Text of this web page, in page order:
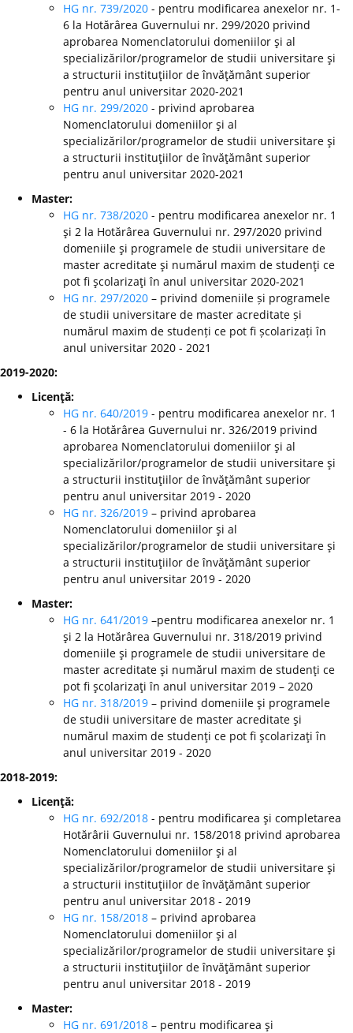
HG nr. 739/2020 - pentru modificarea anexelor nr. 1-
6 la Hotărârea Guvernului nr. 299/2020 privind
aprobarea Nomenclatorului domeniilor şi al
specializărilor/programelor de studii universitare şi
a structurii instituţiilor de învăţământ superior
pentru anul universitar 2020-2021
HG nr. 299/2020 - privind aprobarea
Nomenclatorului domeniilor şi al
specializărilor/programelor de studii universitare şi
a structurii instituţiilor de învăţământ superior
pentru anul universitar 2020-2021
Master:
HG nr. 738/2020 - pentru modificarea anexelor nr. 1
şi 2 la Hotărârea Guvernului nr. 297/2020 privind
domeniile şi programele de studii universitare de
master acreditate şi numărul maxim de studenţi ce
pot fi şcolarizaţi în anul universitar 2020-2021
HG nr. 297/2020 – privind domeniile și programele
de studii universitare de master acreditate și
numărul maxim de studenți ce pot fi școlarizați în
anul universitar 2020 - 2021
2019-2020:
Licenţă:
HG nr. 640/2019 - pentru modificarea anexelor nr. 1
- 6 la Hotărârea Guvernului nr. 326/2019 privind
aprobarea Nomenclatorului domeniilor şi al
specializărilor/programelor de studii universitare şi
a structurii instituţiilor de învăţământ superior
pentru anul universitar 2019 - 2020
HG nr. 326/2019 – privind aprobarea
Nomenclatorului domeniilor şi al
specializărilor/programelor de studii universitare şi
a structurii instituţiilor de învăţământ superior
pentru anul universitar 2019 - 2020
Master:
HG nr. 641/2019 –pentru modificarea anexelor nr. 1
şi 2 la Hotărârea Guvernului nr. 318/2019 privind
domeniile şi programele de studii universitare de
master acreditate şi numărul maxim de studenţi ce
pot fi şcolarizaţi în anul universitar 2019 – 2020
HG nr. 318/2019 – privind domeniile şi programele
de studii universitare de master acreditate şi
numărul maxim de studenţi ce pot fi şcolarizaţi în
anul universitar 2019 - 2020
2018-2019:
Licenţă:
HG nr. 692/2018 - pentru modificarea şi completarea
Hotărârii Guvernului nr. 158/2018 privind aprobarea
Nomenclatorului domeniilor şi al
specializărilor/programelor de studii universitare şi
a structurii instituţiilor de învăţământ superior
pentru anul universitar 2018 - 2019
HG nr. 158/2018 – privind aprobarea
Nomenclatorului domeniilor şi al
specializărilor/programelor de studii universitare şi
a structurii instituţiilor de învăţământ superior
pentru anul universitar 2018 - 2019
Master:
HG nr. 691/2018 – pentru modificarea şi